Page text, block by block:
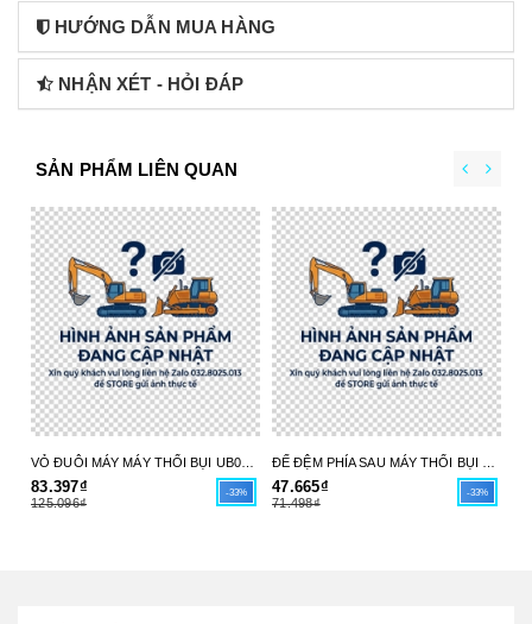
HƯỚNG DẪN MUA HÀNG
NHẬN XÉT - HỎI ĐÁP
SẢN PHẨM LIÊN QUAN
83.397₫
125.096₫
-33% 47.665₫
71.498₫
-33%